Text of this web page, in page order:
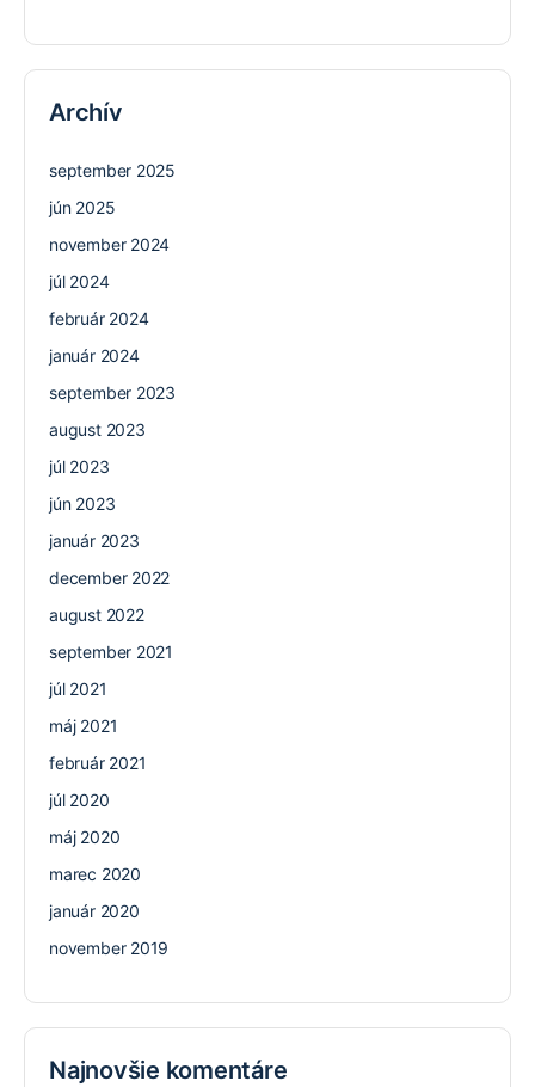
Archív
september 2025
jún 2025
november 2024
júl 2024
február 2024
január 2024
september 2023
august 2023
júl 2023
jún 2023
január 2023
december 2022
august 2022
september 2021
júl 2021
máj 2021
február 2021
júl 2020
máj 2020
marec 2020
január 2020
november 2019
Najnovšie komentáre